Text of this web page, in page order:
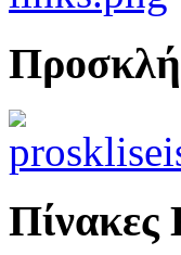
Πίνακες